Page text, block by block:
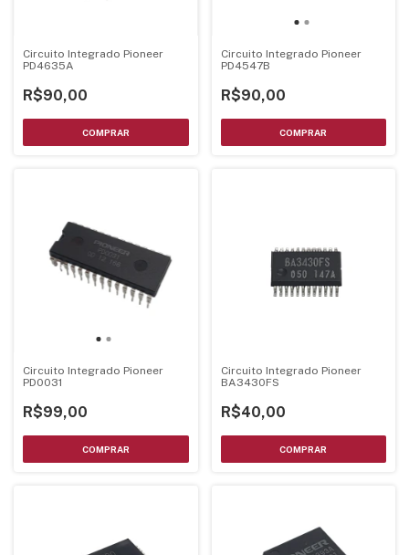
Circuito Integrado Pioneer
PD4635A
R$90,00
Circuito Integrado Pioneer
PD4547B
R$90,00
Circuito Integrado Pioneer
PD0031
R$99,00
Circuito Integrado Pioneer
BA3430FS
R$40,00